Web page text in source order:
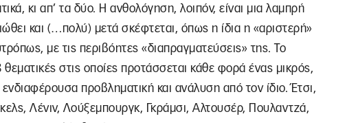
κι απ’ τα δύο. Η ανθολόγηση, λοιπόν, είναι μια λαμπρή
και (…πολύ) μετά σκέφτεται, όπως η ίδια η «αριστερή»
με τις περιβόητες «διαπραγματεύσεις» της. Το
στις οποίες προτάσσεται κάθε φορά ένας μικρός,
προβληματική και ανάλυση από τον ίδιο. Έτσι,
Λένιν, Λούξεμπουργκ, Γκράμσι, Αλτουσέρ, Πουλαντζά,